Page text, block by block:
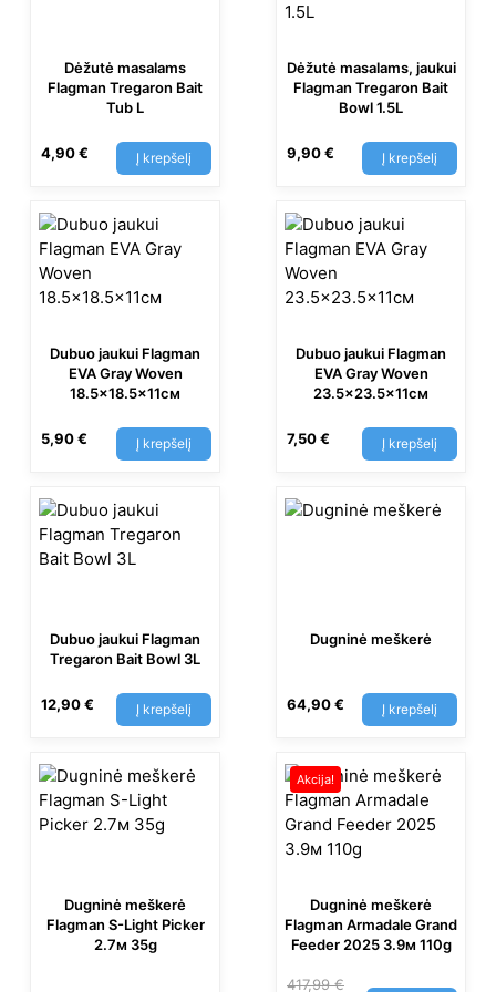
Dėžutė masalams
Flagman Tregaron Bait
Tub L
4,90€ Į krepšelį
Dėžutė masalams, jaukui
Flagman Tregaron Bait
Bowl 1.5L
9,90€ Į krepšelį
Dubuo jaukui Flagman
EVA Gray Woven
18.5×18.5×11см
5,90€ Į krepšelį
Dubuo jaukui Flagman
EVA Gray Woven
23.5×23.5×11см
7,50€ Į krepšelį
Dubuo jaukui Flagman
Tregaron Bait Bowl 3L
12,90€ Į krepšelį
Dugninė meškerė
64,90€ Į krepšelį
Dugninė meškerė
Flagman S-Light Picker
2.7м 35g
Akcija!
Dugninė meškerė
Flagman Armadale Grand
Feeder 2025 3.9м 110g
417,99€